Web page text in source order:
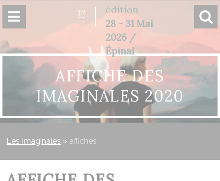
édition
28 - 31 Mai
2026 /
Épinal
AFFICHE DES
IMAGINALES 2020
Les Imaginales » affiches
Panneau de gestion des cookies